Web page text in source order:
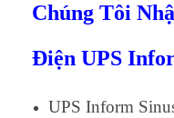
Chúng Tôi
Điện UPS
UPS Inform